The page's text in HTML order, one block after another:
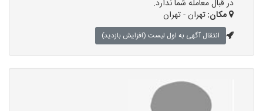
در قبال معامله شما ندارد.
مکان:تهران - تهران
انتقال آگهی به اول لیست (افزایش بازدید)